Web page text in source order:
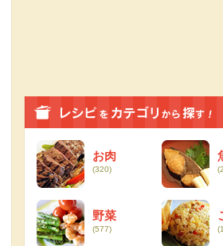
お肉
(320)
野菜
(577)